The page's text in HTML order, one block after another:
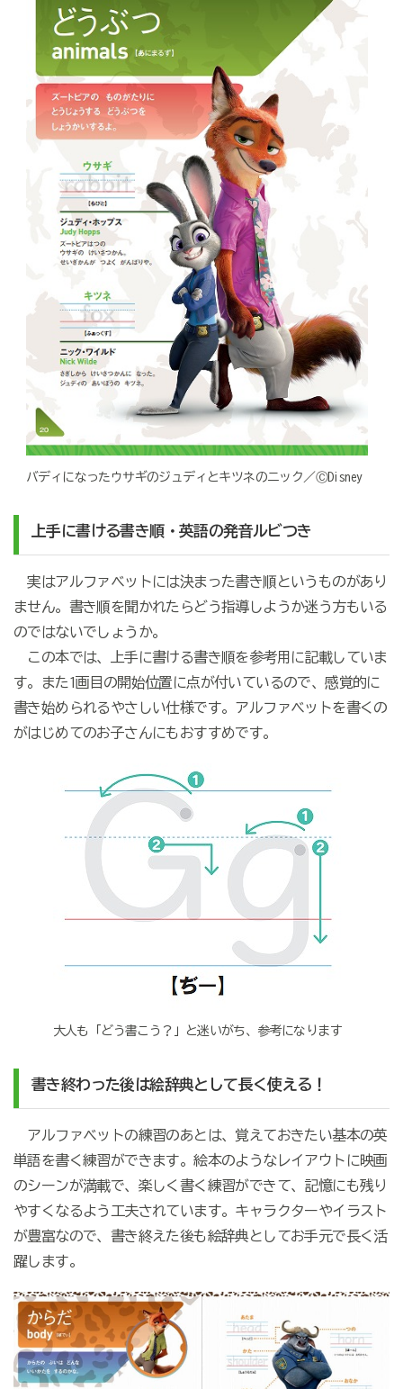
バディになったウサギのジュディとキツネのニック／ⒸDisney
上手に書ける書き順・英語の発音ルビつき
実はアルファベットには決まった書き順というものがあり
ません。書き順を聞かれたらどう指導しようか迷う方もいる
のではないでしょうか。
この本では、上手に書ける書き順を参考用に記載していま
す。また1画目の開始位置に点が付いているので、感覚的に
書き始められるやさしい仕様です。アルファベットを書くの
がはじめてのお子さんにもおすすめです。
大人も「どう書こう？」と迷いがち、参考になります
書き終わった後は絵辞典として長く使える！
アルファベットの練習のあとは、覚えておきたい基本の英
単語を書く練習ができます。絵本のようなレイアウトに映画
のシーンが満載で、楽しく書く練習ができて、記憶にも残り
やすくなるよう工夫されています。キャラクターやイラスト
が豊富なので、書き終えた後も絵辞典としてお手元で長く活
躍します。